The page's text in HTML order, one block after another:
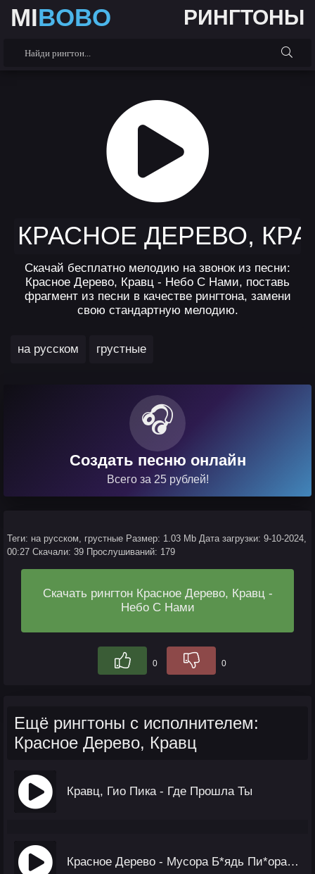
MIBOBO РИНГТОНЫ
КРАСНОЕ ДЕРЕВО,
Скачай бесплатно мелодию на звонок из песни:
Красное Дерево, Кравц - Небо С Нами, поставь
фрагмент из песни в качестве рингтона, замени
свою стандартную мелодию.
на русском
грустные
🎧
Создать песню онлайн
Всего за 25 рублей!
Теги: на русском, грустные Размер: 1.03 Mb Дата загрузки: 9-10-2024,
00:27 Скачали: 39 Прослушиваний: 179
Скачать рингтон Красное Дерево, Кравц -
Небо С Нами
0 0
Ещё рингтоны с исполнителем:
Красное Дерево, Кравц
Кравц, Гио Пика - Где Прошла Ты
Красное Дерево - Мусора Б*ядь Пи*орасы